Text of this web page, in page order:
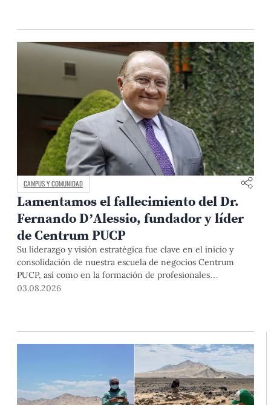
CAMPUS Y COMUNIDAD
Lamentamos el fallecimiento del Dr.
Fernando D’Alessio, fundador y líder
de Centrum PUCP
Su liderazgo y visión estratégica fue clave en el inicio y
consolidación de nuestra escuela de negocios Centrum
PUCP, así como en la formación de profesionales
empresariales comprometidos con el país. Por todo ello,
03.08.2026